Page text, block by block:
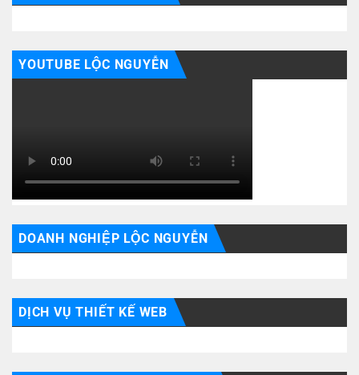
YOUTUBE LỘC NGUYỄN
DOANH NGHIỆP LỘC NGUYỄN
DỊCH VỤ THIẾT KẾ WEB